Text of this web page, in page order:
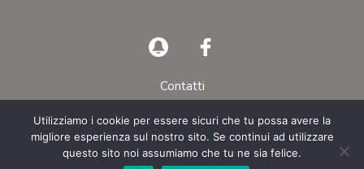
Contatti
© AIEOP – Tutti i diritti riservati
Utilizziamo i cookie per essere sicuri che tu possa avere la
migliore esperienza sul nostro sito. Se continui ad utilizzare
questo sito noi assumiamo che tu ne sia felice.